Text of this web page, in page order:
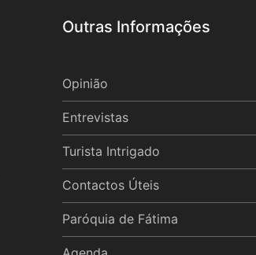
Outras Informações
Opinião
Entrevistas
Turista Intrigado
Contactos Úteis
Paróquia de Fátima